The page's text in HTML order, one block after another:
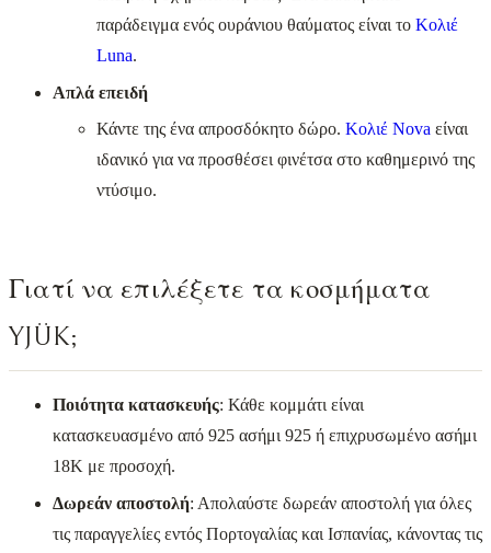
παράδειγμα ενός ουράνιου θαύματος είναι το Κολιέ
Luna.
Απλά επειδή
Κάντε της ένα απροσδόκητο δώρο. Κολιέ Nova είναι
ιδανικό για να προσθέσει φινέτσα στο καθημερινό της
ντύσιμο.
Γιατί να επιλέξετε τα κοσμήματα
YJÜK;
Ποιότητα κατασκευής: Κάθε κομμάτι είναι
κατασκευασμένο από 925 ασήμι 925 ή επιχρυσωμένο ασήμι
18Κ με προσοχή.
Δωρεάν αποστολή: Απολαύστε δωρεάν αποστολή για όλες
τις παραγγελίες εντός Πορτογαλίας και Ισπανίας, κάνοντας τις